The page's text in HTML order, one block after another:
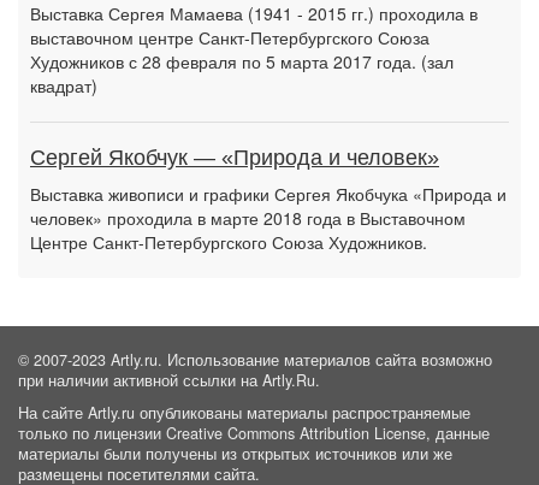
Выставка Сергея Мамаева (1941 - 2015 гг.) проходила в
выставочном центре Санкт-Петербургского Союза
Художников с 28 февраля по 5 марта 2017 года. (зал
квадрат)
Сергей Якобчук — «Природа и человек»
Выставка живописи и графики Сергея Якобчука «Природа и
человек» проходила в марте 2018 года в Выставочном
Центре Санкт-Петербургского Союза Художников.
© 2007-2023 Artly.ru. Использование материалов сайта возможно
при наличии активной ссылки на Artly.Ru.
На сайте Artly.ru опубликованы материалы распространяемые
только по лицензии Creative Commons Attribution License, данные
материалы были получены из открытых источников или же
размещены посетителями сайта.